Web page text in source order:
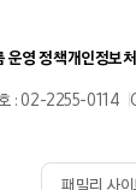
운영 정책개인정보
: 02-2255-0114